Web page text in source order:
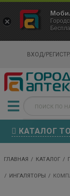
ВХОД/
КАТАЛОГ
ГЛАВНАЯ КАТАЛОГ
ИНГАЛЯТОРЫ
×
Городская Аптека
- In Google Play